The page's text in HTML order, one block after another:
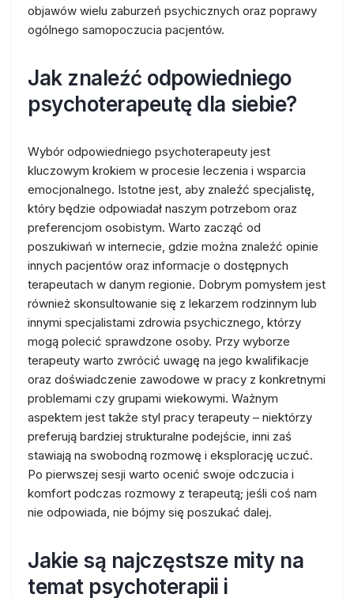
objawów wielu zaburzeń psychicznych oraz poprawy
ogólnego samopoczucia pacjentów.
Jak znaleźć odpowiedniego
psychoterapeutę dla siebie?
Wybór odpowiedniego psychoterapeuty jest
kluczowym krokiem w procesie leczenia i wsparcia
emocjonalnego. Istotne jest, aby znaleźć specjalistę,
który będzie odpowiadał naszym potrzebom oraz
preferencjom osobistym. Warto zacząć od
poszukiwań w internecie, gdzie można znaleźć opinie
innych pacjentów oraz informacje o dostępnych
terapeutach w danym regionie. Dobrym pomysłem jest
również skonsultowanie się z lekarzem rodzinnym lub
innymi specjalistami zdrowia psychicznego, którzy
mogą polecić sprawdzone osoby. Przy wyborze
terapeuty warto zwrócić uwagę na jego kwalifikacje
oraz doświadczenie zawodowe w pracy z konkretnymi
problemami czy grupami wiekowymi. Ważnym
aspektem jest także styl pracy terapeuty – niektórzy
preferują bardziej strukturalne podejście, inni zaś
stawiają na swobodną rozmowę i eksplorację uczuć.
Po pierwszej sesji warto ocenić swoje odczucia i
komfort podczas rozmowy z terapeutą; jeśli coś nam
nie odpowiada, nie bójmy się poszukać dalej.
Jakie są najczęstsze mity na
temat psychoterapii i